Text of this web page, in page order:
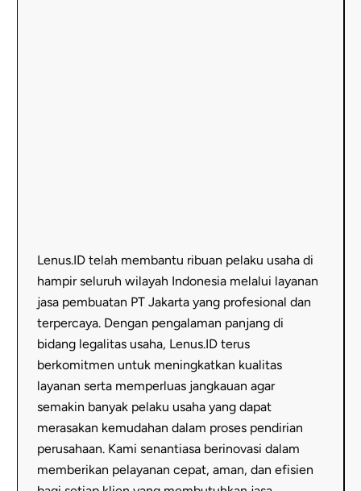
memastikan
setiap
langkah
bisnis
Anda
berdiri
atas
dasar
yang
legal,
Lenus.ID telah membantu ribuan pelaku usaha di
hampir seluruh wilayah Indonesia melalui layanan
jasa pembuatan PT Jakarta yang profesional dan
terpercaya. Dengan pengalaman panjang di
bidang legalitas usaha, Lenus.ID terus
berkomitmen untuk meningkatkan kualitas
layanan serta memperluas jangkauan agar
semakin banyak pelaku usaha yang dapat
merasakan kemudahan dalam proses pendirian
perusahaan. Kami senantiasa berinovasi dalam
memberikan pelayanan cepat, aman, dan efisien